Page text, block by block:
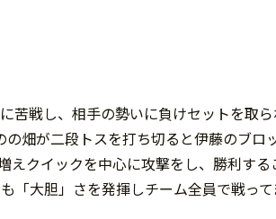
苦戦し、相手の勢いに負けセットを取
畑が二段トスを打ち切ると伊藤のブロ
えクイックを中心に攻撃をし、勝利す
大胆」さを発揮しチーム全員で戦って